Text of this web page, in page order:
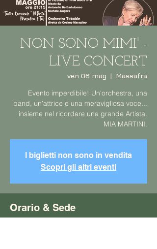
NON SONO MIMI' -
LIVE CONCERT
ven 06 mag
  |
Massafra
Evento imperdibile! Un'orchestra, una
band, un'attrice e una meravigliosa voce...
insieme nel ricordare una grande Artista.
MIA MARTINI.
I biglietti non sono in vendita
Scopri gli altri eventi
Orario & Sede